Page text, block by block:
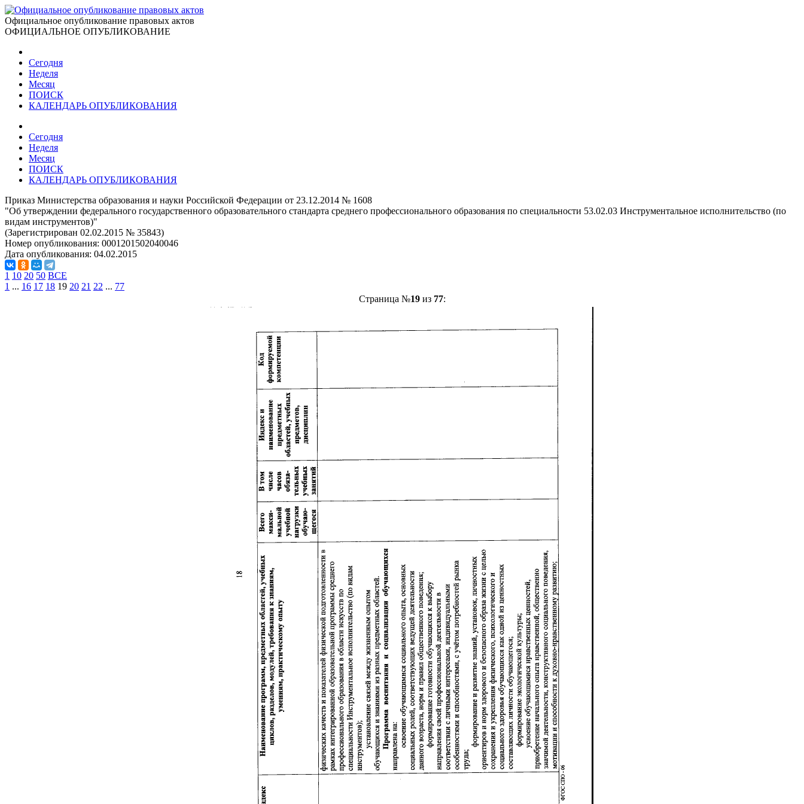
Официальное опубликование правовых актов
ОФИЦИАЛЬНОЕ ОПУБЛИКОВАНИЕ
Сегодня
Неделя
Месяц
ПОИСК
КАЛЕНДАРЬ ОПУБЛИКОВАНИЯ
Сегодня
Неделя
Месяц
ПОИСК
КАЛЕНДАРЬ ОПУБЛИКОВАНИЯ
Приказ Министерства образования и науки Российской Федерации от 23.12.2014 № 1608
"Об утверждении федерального государственного образовательного стандарта среднего профессионального образования по специальности 53.02.03 Инструментальное исполнительство (по
видам инструментов)"
(Зарегистрирован 02.02.2015 № 35843)
Номер опубликования: 0001201502040046
Дата опубликования: 04.02.2015
1 10 20 50 ВСЕ
1 ... 16 17 18 19 20 21 22 ... 77
Страница №19из 77: